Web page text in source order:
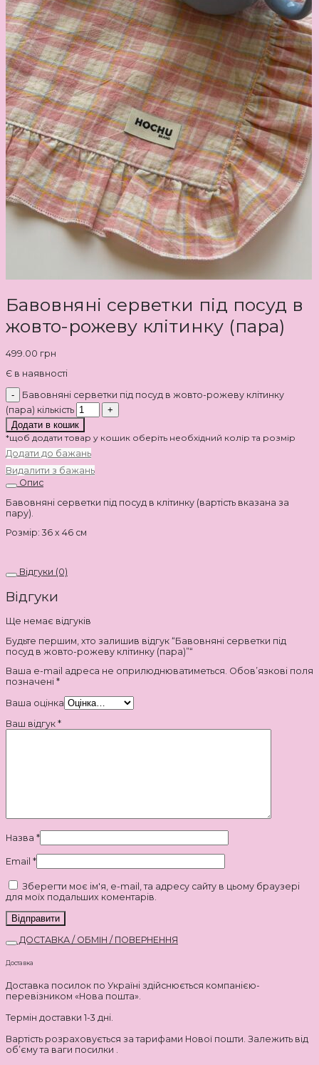
Бавовняні серветки під посуд в
жовто-рожеву клітинку (пара)
499.00 грн
Є в наявності
Бавовняні серветки під посуд в жовто-рожеву клітинку
(пара) кількість
Додати в кошик
*щоб додати товар у кошик оберіть необхідний колір та розмір
Додати до бажань
Видалити з бажань
Опис
Бавовняні серветки під посуд в клітинку (вартість вказана за
пару).
Розмір: 36 х 46 см
Відгуки (0)
Відгуки
Ще немає відгуків
Будьте першим, хто залишив відгук “Бавовняні серветки під
посуд в жовто-рожеву клітинку (пара)”“
Ваша e-mail адреса не оприлюднюватиметься. Обов’язкові поля
позначені *
Ваша оцінка
Ваш відгук *
Назва *
Email *
Зберегти моє ім'я, e-mail, та адресу сайту в цьому браузері
для моїх подальших коментарів.
ДОСТАВКА / ОБМІН / ПОВЕРНЕННЯ
Доставка
Доставка посилок по Україні здійснюється компанією-
перевізником «Нова пошта».
Термін доставки 1-3 дні.
Вартість розраховується за тарифами Нової пошти. Залежить від
об’єму та ваги посилки .